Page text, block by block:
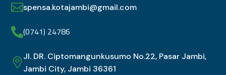
spensa.kotajambi@gmail.com
(0741) 24786
Jl. DR. Ciptomangunkusumo No.22, Pasar Jambi,
Jambi City, Jambi 36361